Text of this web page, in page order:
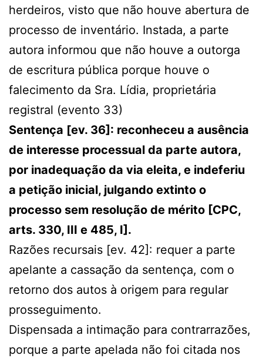
herdeiros, visto que não houve abertura de
processo de inventário. Instada, a parte
autora informou que não houve a outorga
de escritura pública porque houve o
falecimento da Sra. Lídia, proprietária
registral (evento 33)
Sentença [ev. 36]: reconheceu a ausência
de interesse processual da parte autora,
por inadequação da via eleita, e indeferiu
a petição inicial, julgando extinto o
processo sem resolução de mérito [CPC,
arts. 330, III e 485, I].
Razões recursais [ev. 42]: requer a parte
apelante a cassação da sentença, com o
retorno dos autos à origem para regular
prosseguimento.
Dispensada a intimação para contrarrazões,
porque a parte apelada não foi citada nos